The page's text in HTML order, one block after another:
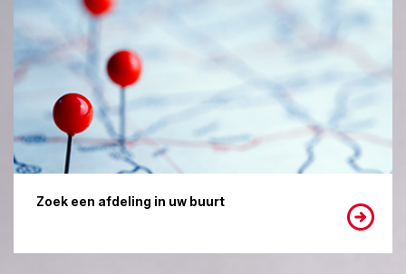
Zoek een afdeling in uw buurt